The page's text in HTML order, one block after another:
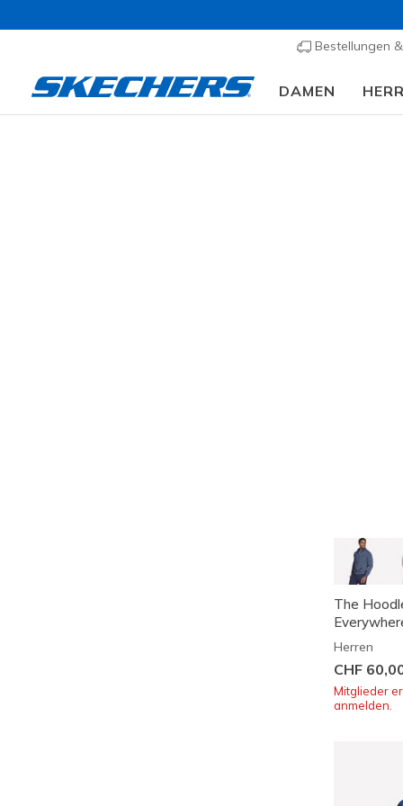
Bestellungen
DAMEN
The
Herren
CHF
Mitglieder
anmelden.